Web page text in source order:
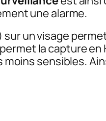
une alarme.
sur un visage
la capture en
sensibles.